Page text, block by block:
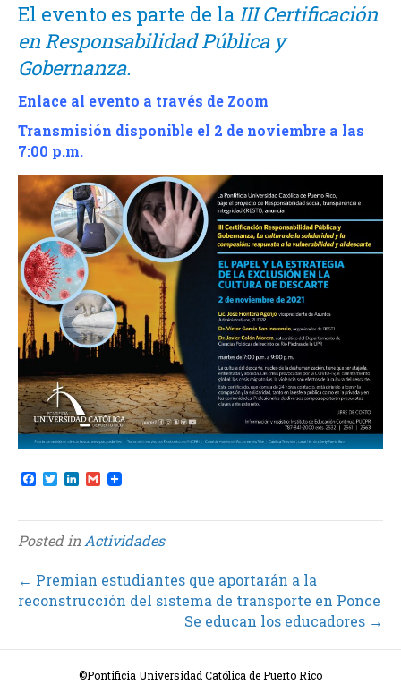
El evento es parte de la III Certificación
en Responsabilidad Pública y
Gobernanza.
Enlace al evento a través de Zoom
Transmisión disponible el 2 de noviembre a las
7:00 p.m.
F
e
b
o
o
k
T
t
t
e
r
L
k
e
d
I
n
G
i
l
Posted inActividades
← Premian estudiantes que aportarán a la
reconstrucción del sistema de transporte en Ponce
Se educan los educadores →
©Pontificia Universidad Católica de Puerto Rico